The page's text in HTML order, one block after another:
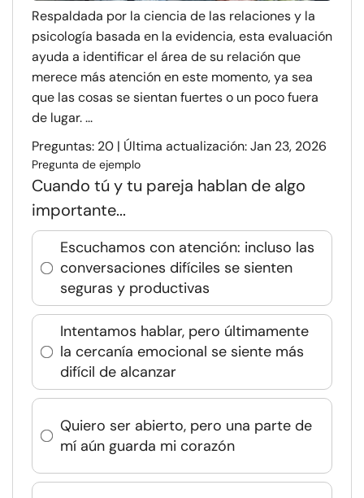
Respaldada por la ciencia de las relaciones y la
psicología basada en la evidencia, esta evaluación
ayuda a identificar el área de su relación que
merece más atención en este momento, ya sea
que las cosas se sientan fuertes o un poco fuera
de lugar. ...
Preguntas: 20 | Última actualización: Jan 23, 2026
Pregunta de ejemplo
Cuando tú y tu pareja hablan de algo
importante...
Escuchamos con atención: incluso las
conversaciones difíciles se sienten
seguras y productivas
Intentamos hablar, pero últimamente
la cercanía emocional se siente más
difícil de alcanzar
Quiero ser abierto, pero una parte de
mí aún guarda mi corazón